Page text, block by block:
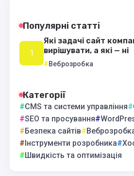
Популярні статті
Які задачі сайт
вирішувати, а які — ні
Веброзробка
Категорії
CMS та системи управління
SEO та просування
Безпека сайтів
Інструменти розробника
Швидкість та оптимізація